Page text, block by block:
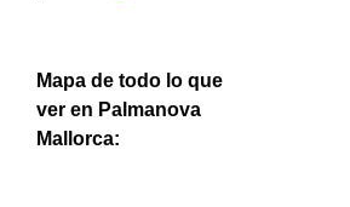
Mapa de todo lo que
ver en Palmanova
Mallorca: